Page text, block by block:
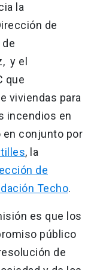
la
de
y el
que
viviendas para
incendios en
en conjunto por
, la
de
Techo.
es que los
público
de